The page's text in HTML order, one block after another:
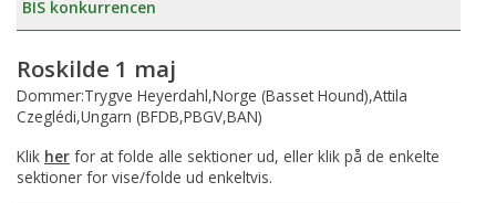
BIS konkurrencen
Roskilde 1 maj
Dommer:Trygve Heyerdahl,Norge (Basset Hound),Attila
Czeglédi,Ungarn (BFDB,PBGV,BAN)
Klik her for at folde alle sektioner ud, eller klik på de enkelte
sektioner for vise/folde ud enkeltvis.